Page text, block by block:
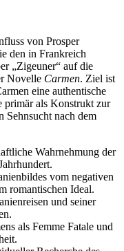
von Prosper
den in Frankreich
„Zigeuner“ auf die
Novelle Carmen. Ziel ist
eine authentische
primär als Konstrukt zur
Sehnsucht nach dem
Wahrnehmung der
vom negativen
romantischen Ideal.
und seiner
als Femme Fatale und